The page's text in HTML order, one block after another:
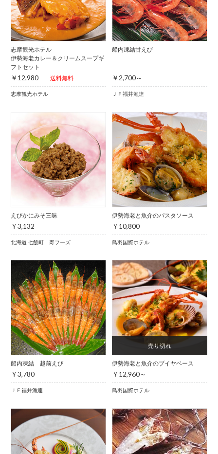
志摩観光ホテル
伊勢海老カレー＆クリームスープギ
フトセット
￥12,980 送料無料
志摩観光ホテル
船内凍結甘えび
￥2,700～
ＪＦ福井漁連
えびかにみそ三昧
￥3,132
北海道 七飯町 寿フーズ
伊勢海老と魚介のパスタソース
￥10,800
鳥羽国際ホテル
船内凍結 越前えび
￥3,780
ＪＦ福井漁連
伊勢海老と魚介のブイヤベース
￥12,960～
鳥羽国際ホテル